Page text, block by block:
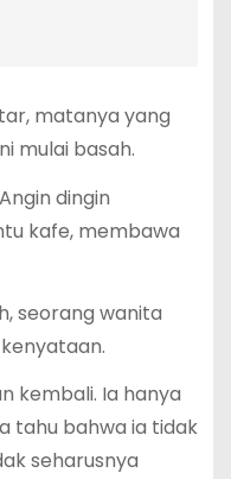
matanya yang
mulai basah.
dingin
kafe, membawa
seorang wanita
kembali. Ia hanya
tahu bahwa ia tidak
seharusnya